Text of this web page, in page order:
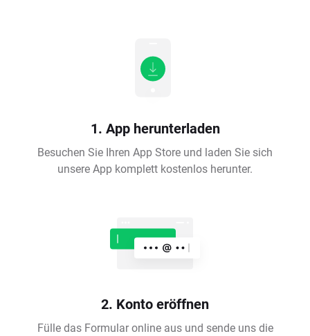
1. App herunterladen
Besuchen Sie Ihren App Store und laden Sie sich
unsere App komplett kostenlos herunter.
2. Konto eröffnen
Fülle das Formular online aus und sende uns die